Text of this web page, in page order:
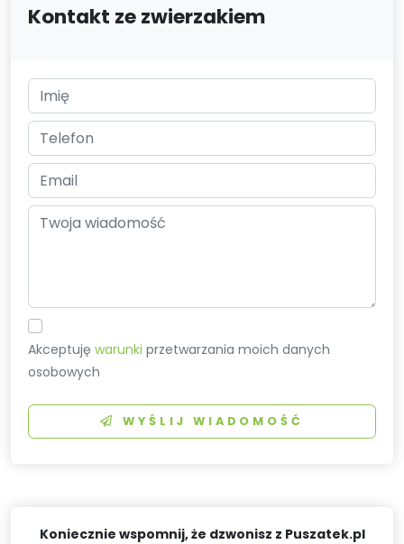
Kontakt ze zwierzakiem
Akceptujęwarunki przetwarzania moich danych
osobowych
WYŚLIJ WIADOMOŚĆ
Koniecznie wspomnij, że dzwonisz z Puszatek.pl